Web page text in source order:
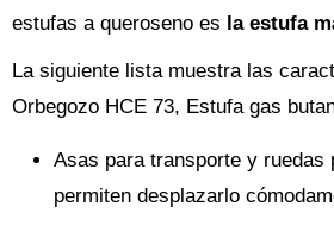
estufas a queroseno es la estufa
La siguiente lista muestra las
Orbegozo HCE 73, Estufa gas
Asas para transporte y ruedas
permiten desplazarlo